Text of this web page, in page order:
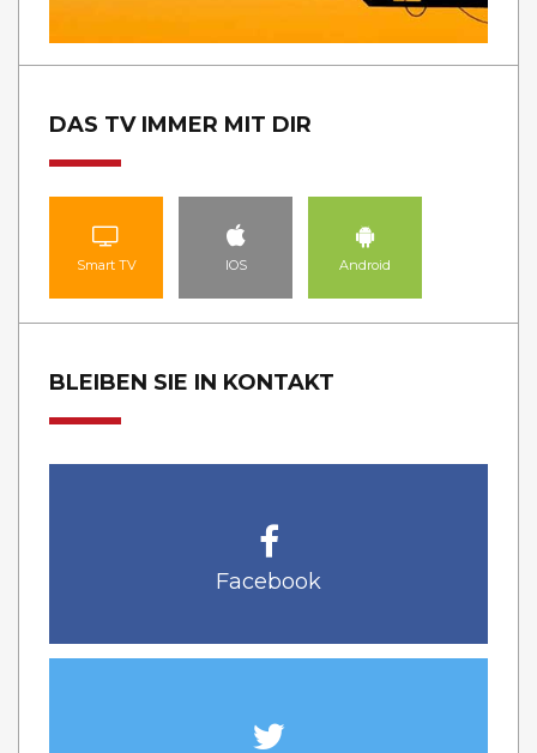
DAS TV IMMER MIT DIR
Smart TV IOS Android
BLEIBEN SIE IN KONTAKT
Facebook